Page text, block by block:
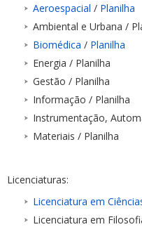
Aeroespacial / Planilha
Ambiental e Urbana /
Biomédica / Planilha
Energia / Planilha
Gestão / Planilha
Informação / Planilha
Instrumentação,
Materiais / Planilha
Licenciaturas:
Licenciatura em
Licenciatura em